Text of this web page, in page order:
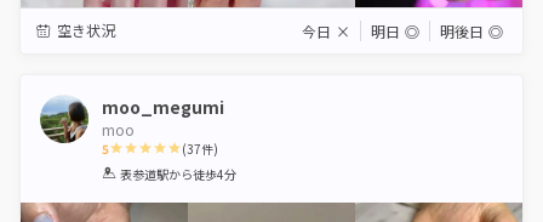
空き状況 今日 × 明日 ◎ 明後日 ◎
moo_megumi
moo
5
1 2 3 4 5
(37件)
表参道駅から徒歩4分